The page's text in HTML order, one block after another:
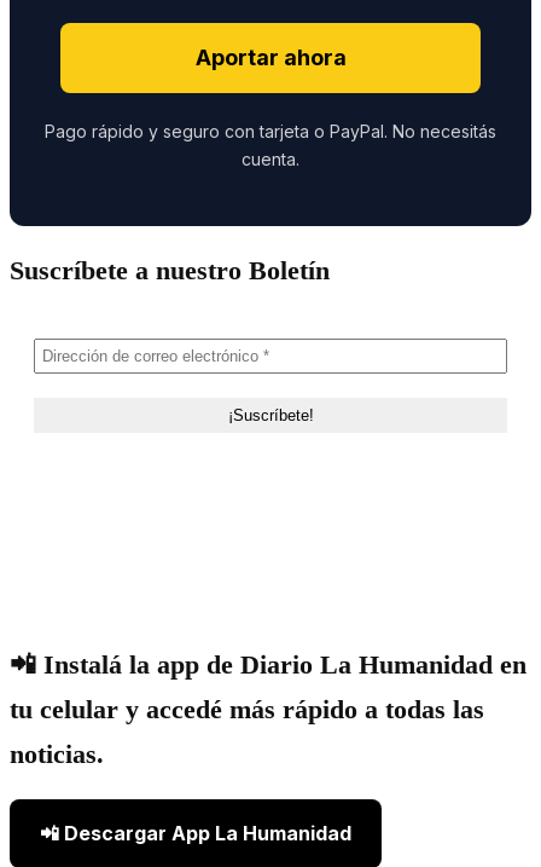
Aportar ahora
Pago rápido y seguro con tarjeta o PayPal. No necesitás
cuenta.
Suscríbete a nuestro Boletín
📲 Instalá la app de Diario La Humanidad en
tu celular y accedé más rápido a todas las
noticias.
📲 Descargar App La Humanidad